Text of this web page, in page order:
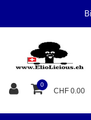
0
CHF 0.00